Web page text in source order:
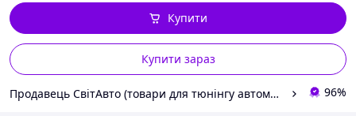
Купити зараз
Купити
Продавець СвітАвто (товари для тюнінгу автомобілів ВАЗ) 96%